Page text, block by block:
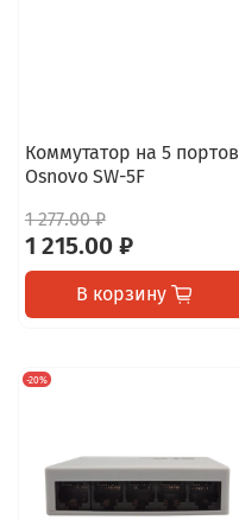
Коммутатор на 5 портов
Osnovo SW-5F
1 277.00 ₽
1 215.00 ₽
В корзину
-20%